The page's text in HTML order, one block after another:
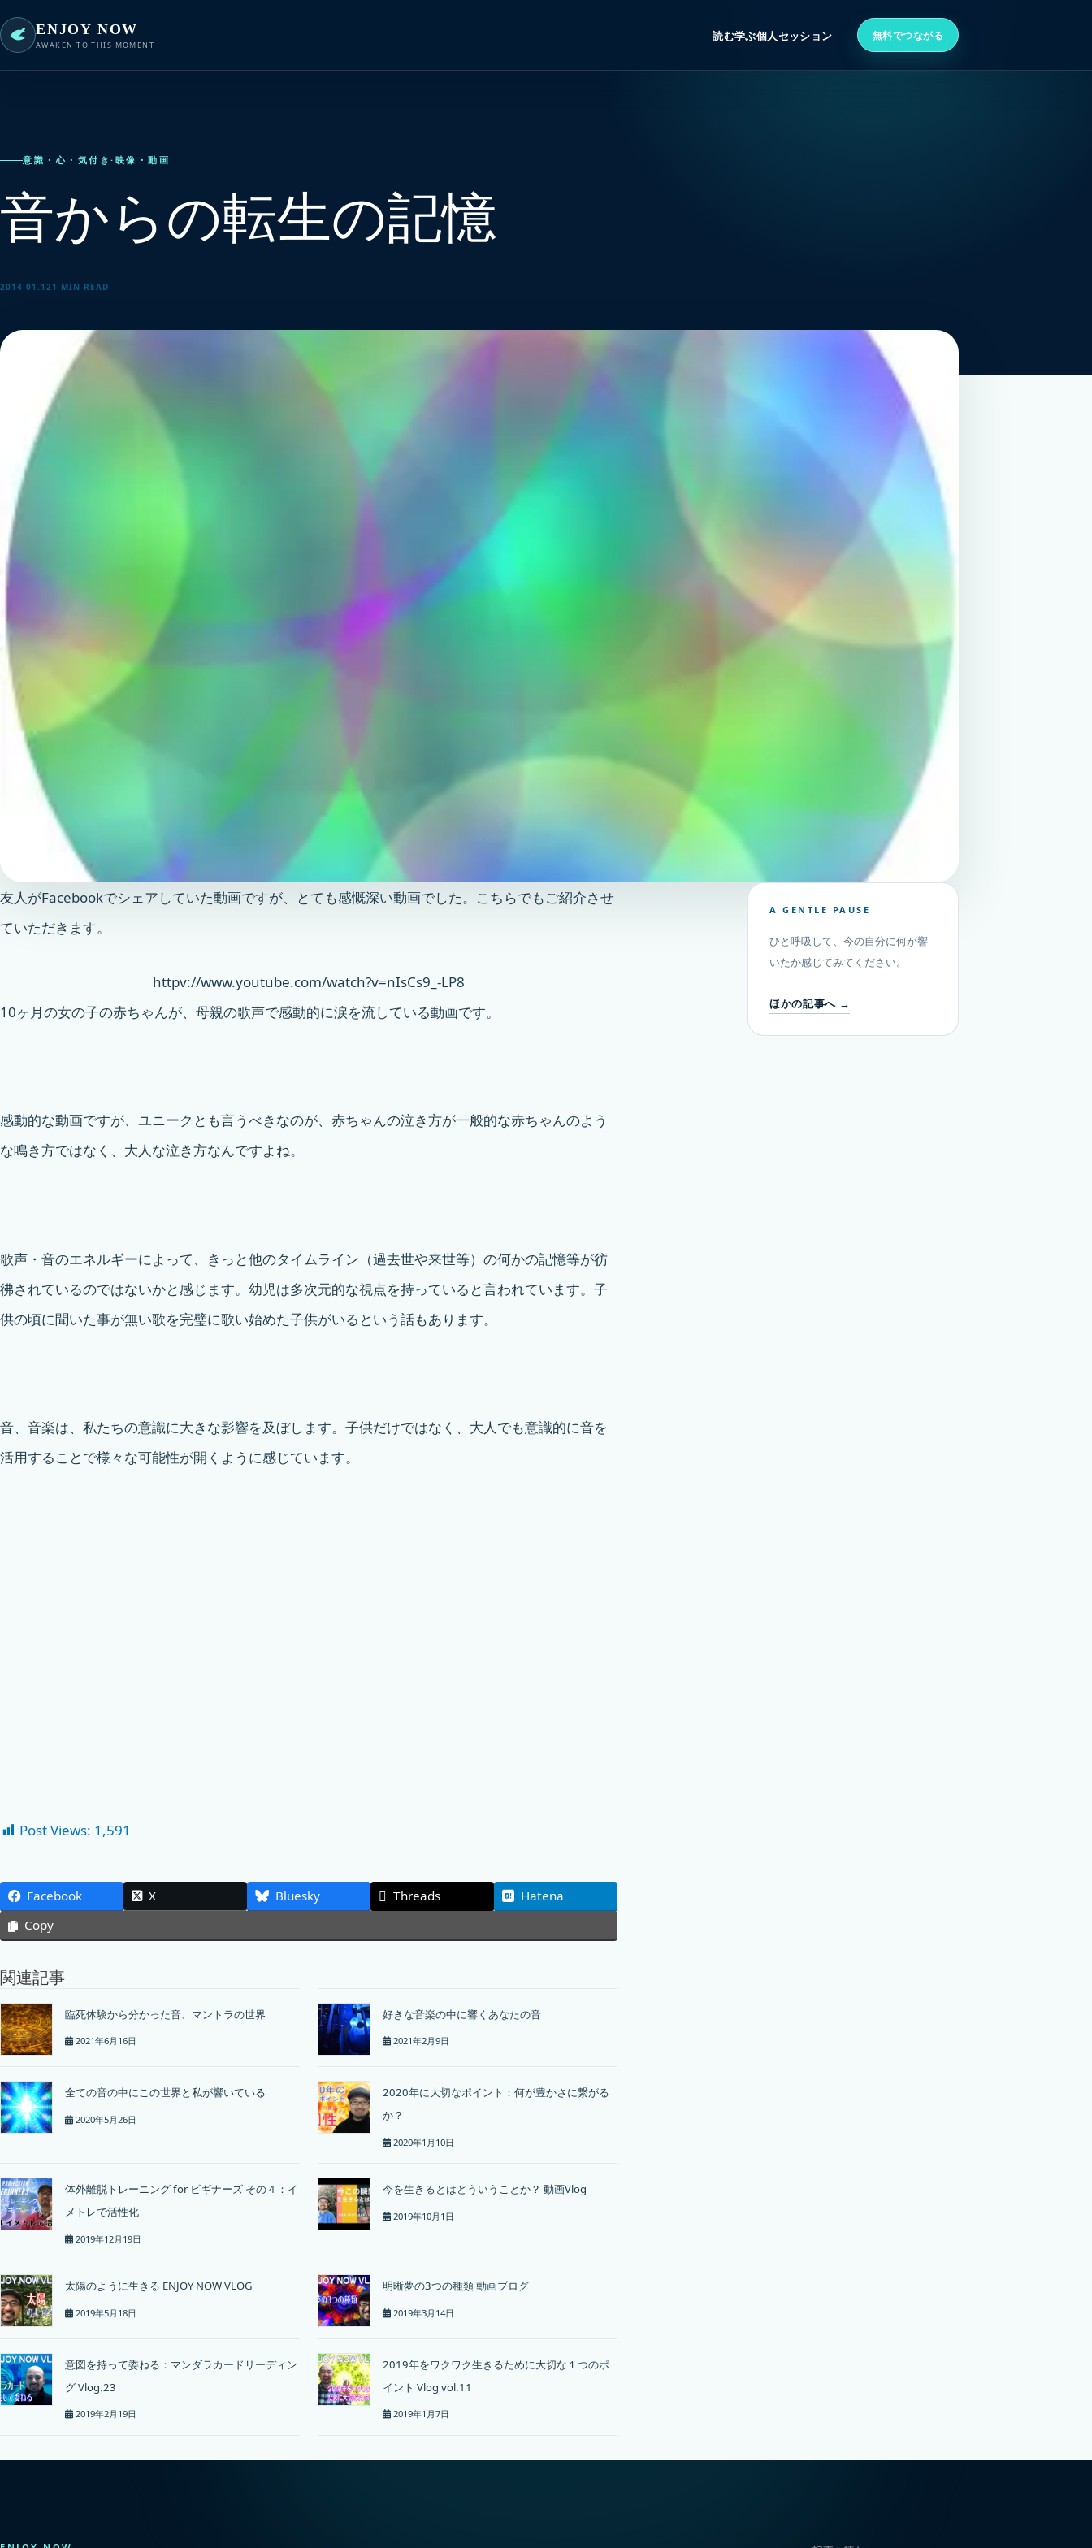
ENJOY NOW
AWAKEN TO THIS MOMENT
読む学ぶ個人セッション 無料でつながる
意識・心・気付き· 映像・動画
音からの転生の記憶
2014.01.121 MIN READ
友人がFacebookでシェアしていた動画ですが、とても感慨深い動画でした。こちらでもご紹介させ
ていただきます。
httpv://www.youtube.com/watch?v=nIsCs9_-LP8
10ヶ月の女の子の赤ちゃんが、母親の歌声で感動的に涙を流している動画です。
感動的な動画ですが、ユニークとも言うべきなのが、赤ちゃんの泣き方が一般的な赤ちゃんのよう
な鳴き方ではなく、大人な泣き方なんですよね。
歌声・音のエネルギーによって、きっと他のタイムライン（過去世や来世等）の何かの記憶等が彷
彿されているのではないかと感じます。幼児は多次元的な視点を持っていると言われています。子
供の頃に聞いた事が無い歌を完璧に歌い始めた子供がいるという話もあります。
音、音楽は、私たちの意識に大きな影響を及ぼします。子供だけではなく、大人でも意識的に音を
活用することで様々な可能性が開くように感じています。
Post Views: 1,591
Facebook X Bluesky Threads
Hatena
Copy
関連記事
臨死体験から分かった音、マントラの世界
2021年6月16日
好きな音楽の中に響くあなたの音
2021年2月9日
全ての音の中にこの世界と私が響いている
2020年5月26日
2020年に大切なポイント：何が豊かさに繋がる
か？
2020年1月10日
体外離脱トレーニング for ビギナーズ その４：イ
メトレで活性化
2019年12月19日
今を生きるとはどういうことか？ 動画Vlog
2019年10月1日
太陽のように生きる ENJOY NOW VLOG
2019年5月18日
明晰夢の3つの種類 動画ブログ
2019年3月14日
意図を持って委ねる：マンダラカードリーディン
グ Vlog.23
2019年2月19日
2019年をワクワク生きるために大切な１つのポ
イント Vlog vol.11
2019年1月7日
A GENTLE PAUSE
ひと呼吸して、今の自分に何が響
いたか感じてみてください。
ほかの記事へ →